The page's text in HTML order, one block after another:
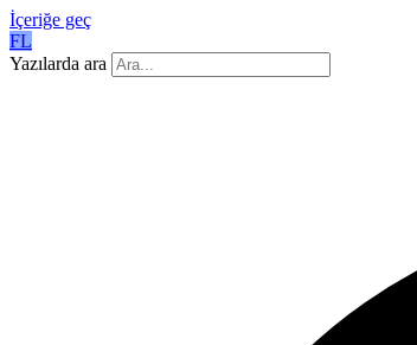
İçeriğe geç
FL
Yazılarda ara